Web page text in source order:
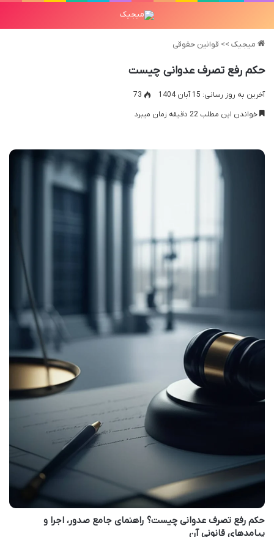
میجیک >> قوانین حقوقی
حکم رفع تصرف عدوانی چیست
آخرین به روز رسانی: 15 آبان 1404
73
خواندن این مطلب 22 دقیقه زمان میبرد
حکم رفع تصرف عدوانی چیست؟ راهنمای جامع صدور، اجرا و
پیامدهای قانونی آن